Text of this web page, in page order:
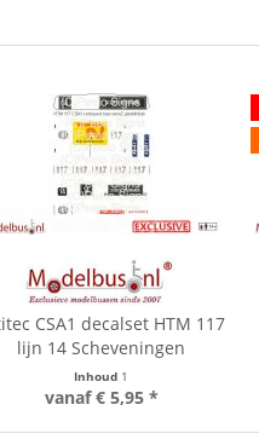
CSA1 decalset HTM 117
lijn 14 Scheveningen
Inhoud 1
vanaf € 5,95 *